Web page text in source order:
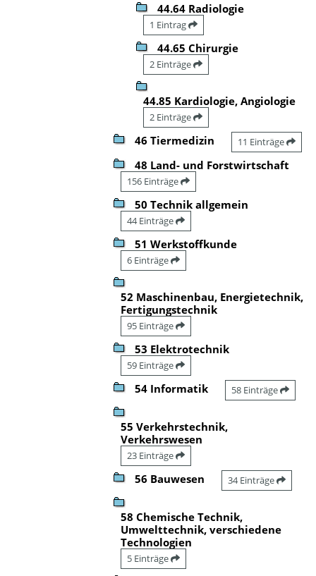
44.64 Radiologie
1 Eintrag
44.65 Chirurgie
2 Einträge
44.85 Kardiologie, Angiologie
2 Einträge
46 Tiermedizin 11 Einträge
48 Land- und Forstwirtschaft
156 Einträge
50 Technik allgemein
44 Einträge
51 Werkstoffkunde
6 Einträge
52 Maschinenbau, Energietechnik,
Fertigungstechnik
95 Einträge
53 Elektrotechnik
59 Einträge
54 Informatik 58 Einträge
55 Verkehrstechnik,
Verkehrswesen
23 Einträge
56 Bauwesen 34 Einträge
58 Chemische Technik,
Umwelttechnik, verschiedene
Technologien
5 Einträge